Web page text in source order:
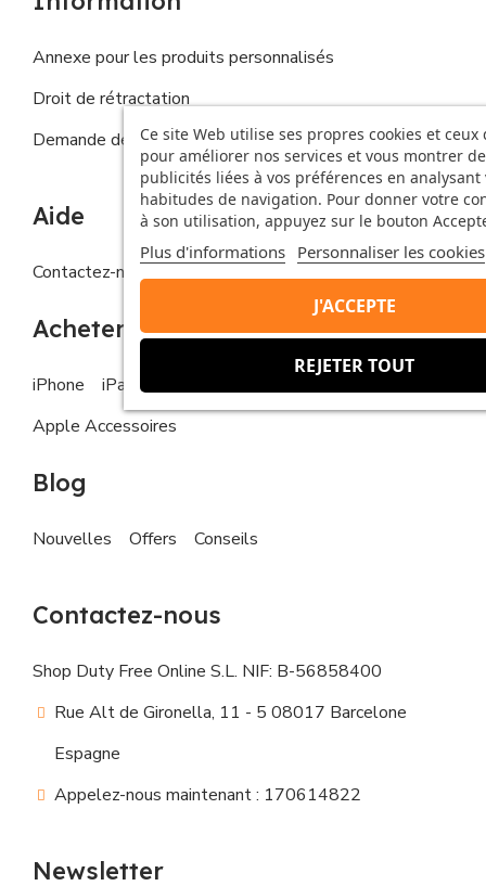
Ce site Web utilise ses propres cookies et ceux
pour améliorer nos services et vous montrer
publicités liées à vos préférences en analysant
habitudes de navigation. Pour donner votre
à son utilisation, appuyez sur le bouton
Plus d'informations Personnaliser les cookies
REJETER TOUT
J'ACCEPTE
Annexe pour les produits personnalisés
Droit de rétractation
Demande de droits de la personne concernée
Aide
Contactez-nous
Acheter
iPhone iPad
Apple Accessoires
Blog
Nouvelles Offers Conseils
Contactez-nous
Shop Duty Free Online S.L. NIF: B-56858400
Rue Alt de Gironella, 11 - 5 08017 Barcelone
Espagne
Appelez-nous maintenant : 170614822
Newsletter